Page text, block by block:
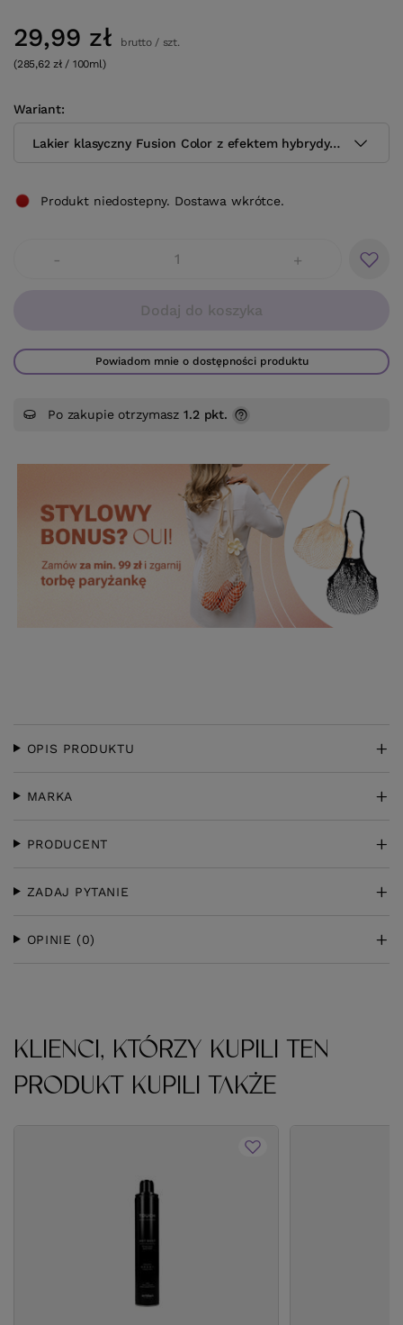
Wariant
Lakier klasyczny Fusion Color z efektem hybrydy H47 10.5
29,99 zł brutto/ szt.
(285,62 zł / 100ml)
- +
Dodaj do koszyka
Powiadom mnie o dostępności produktu
Produkt niedostepny. Dostawa wkrótce.
Po zakupie otrzymasz1.2 pkt.
OPIS PRODUKTU
MARKA
PRODUCENT
ZADAJ PYTANIE
OPINIE (0)
KLIENCI, KTÓRZY KUPILI TEN
PRODUKT KUPILI TAKŻE